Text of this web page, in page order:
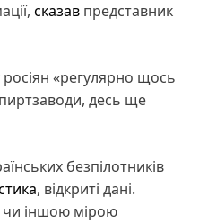
сказав представник
«регулярно щось
десь ще
безпілотників
, відкриті дані.
чи іншою мірою